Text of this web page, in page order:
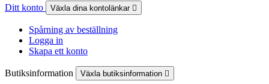
Ditt konto Växla dina kontolänkar 
Spårning av beställning
Logga in
Skapa ett konto
Butiksinformation Växla butiksinformation 